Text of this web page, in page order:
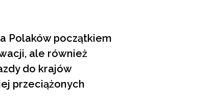
Polaków początkiem
ale również
do krajów
przeciążonych